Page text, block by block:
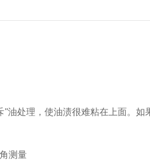
"油处理，使油渍很难粘在上面。